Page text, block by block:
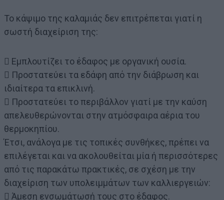
Το κάψιμο της καλαμιάς δεν επιτρέπεται γιατί η
σωστή διαχείριση της:
 Εμπλουτίζει το έδαφος με οργανική ουσία.
 Προστατεύει τα εδάφη από την διάβρωση και
ιδιαίτερα τα επικλινή.
 Προστατεύει το περιβάλλον γιατί με την καύση
απελευθερώνονται στην ατμόσφαιρα αέρια του
θερμοκηπίου.
Έτσι, ανάλογα με τις τοπικές συνθήκες, πρέπει να
επιλέγεται και να ακολουθείται μία ή περισσότερες
από τις παρακάτω πρακτικές, σε σχέση με την
διαχείριση των υπολειμμάτων των καλλιεργειών:
 Άμεση ενσωμάτωσή τους στο έδαφος.